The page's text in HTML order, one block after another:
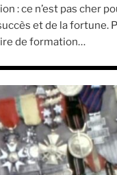
: ce n’est pas cher
et de la fortune.
de formation…